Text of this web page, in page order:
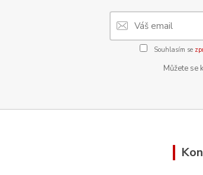
Souhlasím se
Můžete se